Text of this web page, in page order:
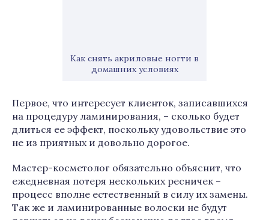
Как снять акриловые ногти в
домашних условиях
Первое, что интересует клиенток, записавшихся
на процедуру ламинирования, – сколько будет
длиться ее эффект, поскольку удовольствие это
не из приятных и довольно дорогое.
Мастер-косметолог обязательно объяснит, что
ежедневная потеря нескольких ресничек –
процесс вполне естественный в силу их замены.
Так же и ламинированные волоски не будут